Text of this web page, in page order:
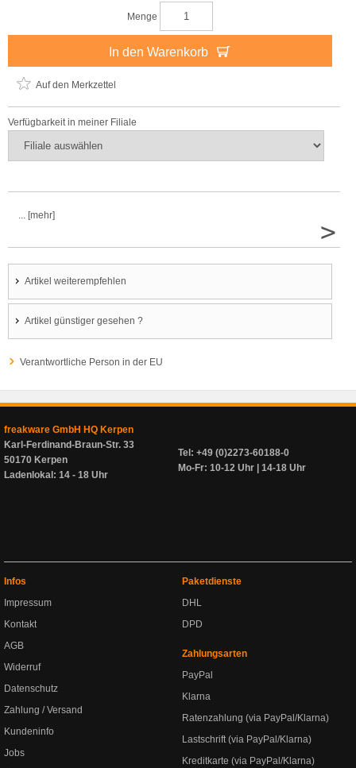
Menge
In den Warenkorb
Auf den Merkzettel
Verfügbarkeit in meiner Filiale
... [mehr]
>
Artikel weiterempfehlen
Artikel günstiger gesehen ?
Verantwortliche Person in der EU
freakware GmbH HQ Kerpen
Karl-Ferdinand-Braun-Str. 33
50170 Kerpen
Ladenlokal: 14 - 18 Uhr
Tel: +49 (0)2273-60188-0
Mo-Fr: 10-12 Uhr | 14-18 Uhr
Infos
Impressum
Kontakt
AGB
Widerruf
Datenschutz
Zahlung / Versand
Kundeninfo
Jobs
Paketdienste
DHL
DPD
Zahlungsarten
PayPal
Klarna
Ratenzahlung (via PayPal/Klarna)
Lastschrift (via PayPal/Klarna)
Kreditkarte (via PayPal/Klarna)